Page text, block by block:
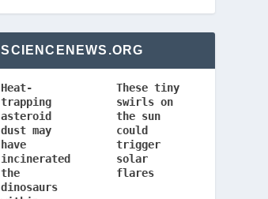
SCIENCENEWS.ORG
Heat-
trapping
asteroid
dust may
have
incinerated
the
dinosaurs
These tiny
swirls on
the sun
could
trigger
solar
flares